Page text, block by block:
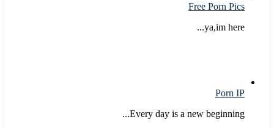
Free Porn Pics
ya,im here...
Porn IP
Every day is a new beginning...